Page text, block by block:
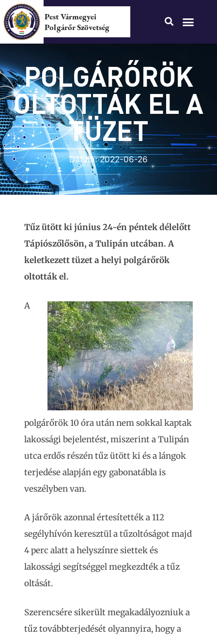
Pest Vármegyei
Polgárőr Szövetség
POLGÁRŐRÖK
OLTOTTÁK EL A
TÜZET
Dátum:2022-06-26
Tűz ütött ki június 24-én péntek délelőtt
Tápiószőlősön, a Tulipán utcában. A
keletkezett tüzet a helyi polgárőrök
oltották el.
A
polgárőrök 10 óra után nem sokkal kaptak
lakossági bejelentést, miszerint a Tulipán
utca erdős részén tűz ütött ki és a lángok
terjedése alapján egy gabonatábla is
veszélyben van.
A járőrök azonnal értesítették a 112
segélyhívón keresztül a tűzoltóságot majd
4 perc alatt a helyszínre siettek és
lakossági segítséggel megkezdték a tűz
oltását.
Szerencsére sikerült megakadályozniuk a
tűz továbbterjedését olyannyira, hogy a